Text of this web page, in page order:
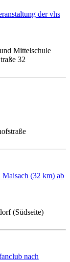
der vhs
Mittelschule
32
(32 km) ab
(Südseite)
nach